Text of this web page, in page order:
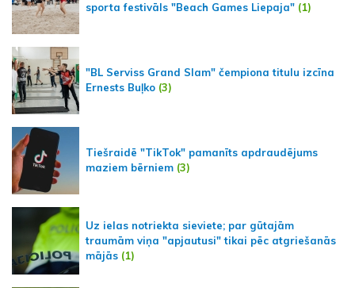
sporta festivāls "Beach Games Liepaja" (1)
"BL Serviss Grand Slam" čempiona titulu izcīna
Ernests Buļko (3)
Tiešraidē "TikTok" pamanīts apdraudējums
maziem bērniem (3)
Uz ielas notriekta sieviete; par gūtajām
traumām viņa "apjautusi" tikai pēc atgriešanās
mājās (1)